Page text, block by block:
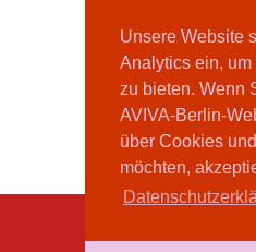
Unsere Website
Analytics ein,
zu bieten. Wenn
AVIVA-Berlin-
über Cookies
möchten,